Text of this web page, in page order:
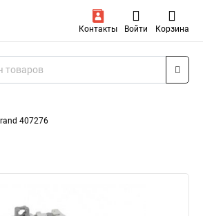
Контакты Войти Корзина
407276